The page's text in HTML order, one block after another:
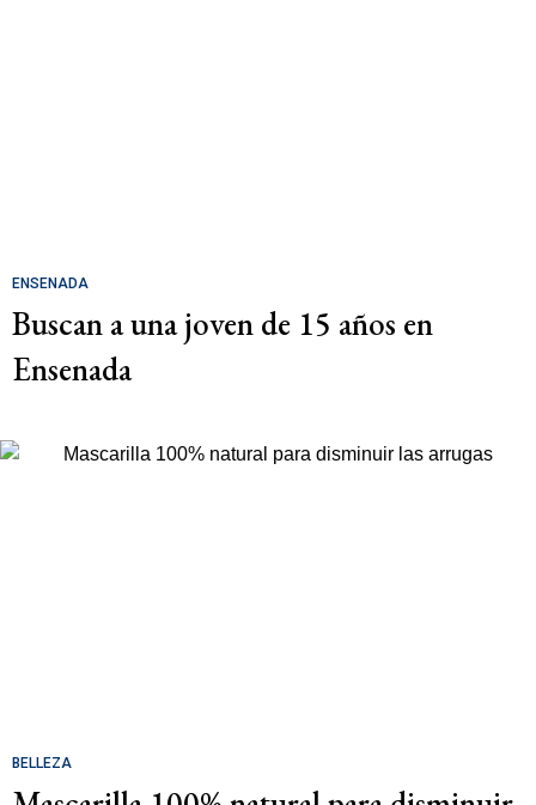
ENSENADA
Buscan a una joven de 15 años en
Ensenada
BELLEZA